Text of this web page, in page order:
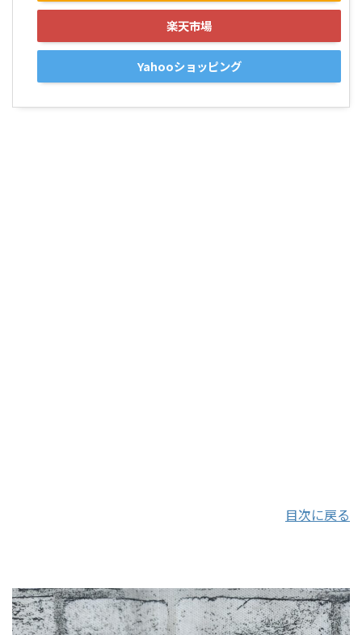
楽天市場
Yahooショッピング
目次に戻る